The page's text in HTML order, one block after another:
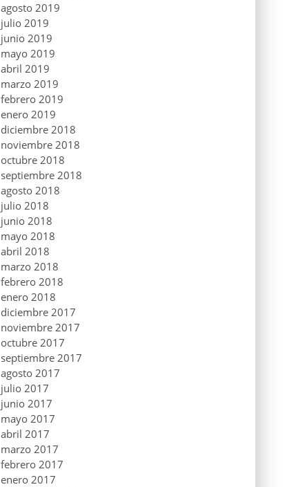
agosto 2019
julio 2019
junio 2019
mayo 2019
abril 2019
marzo 2019
febrero 2019
enero 2019
diciembre 2018
noviembre 2018
octubre 2018
septiembre 2018
agosto 2018
julio 2018
junio 2018
mayo 2018
abril 2018
marzo 2018
febrero 2018
enero 2018
diciembre 2017
noviembre 2017
octubre 2017
septiembre 2017
agosto 2017
julio 2017
junio 2017
mayo 2017
abril 2017
marzo 2017
febrero 2017
enero 2017